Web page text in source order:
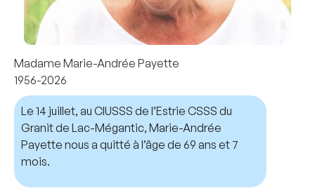
Madame Marie-Andrée Payette
1956-2026
Le 14 juillet, au CIUSSS de l’Estrie CSSS du
Granit de Lac-Mégantic, Marie-Andrée
Payette nous a quitté à l’âge de 69 ans et 7
mois.